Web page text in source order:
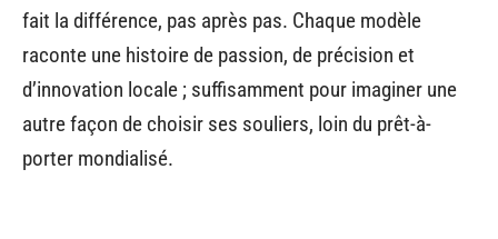
fait la différence, pas après pas. Chaque modèle
raconte une histoire de passion, de précision et
d’innovation locale ; suffisamment pour imaginer une
autre façon de choisir ses souliers, loin du prêt-à-
porter mondialisé.